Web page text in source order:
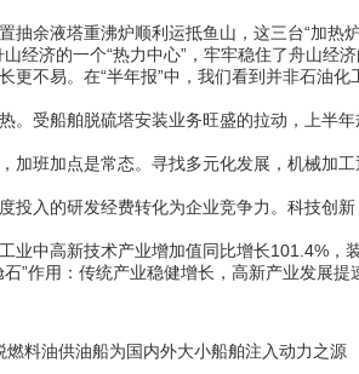
余液塔重沸炉顺利运抵鱼山，这三台“加热炉
经济的一个“热力中心”，牢牢稳住了舟山经济
不易。在“半年报”中，我们看到并非石油化
受船舶脱硫塔安装业务旺盛的拉动，上半年
班加点是常态。寻找多元化发展，机械加工
入的研发经费转化为企业竞争力。科技创新
中高新技术产业增加值同比增长101.4%，装
作用：传统产业稳健增长，高新产业发展提
料油供油船为国内外大小船舶注入动力之源